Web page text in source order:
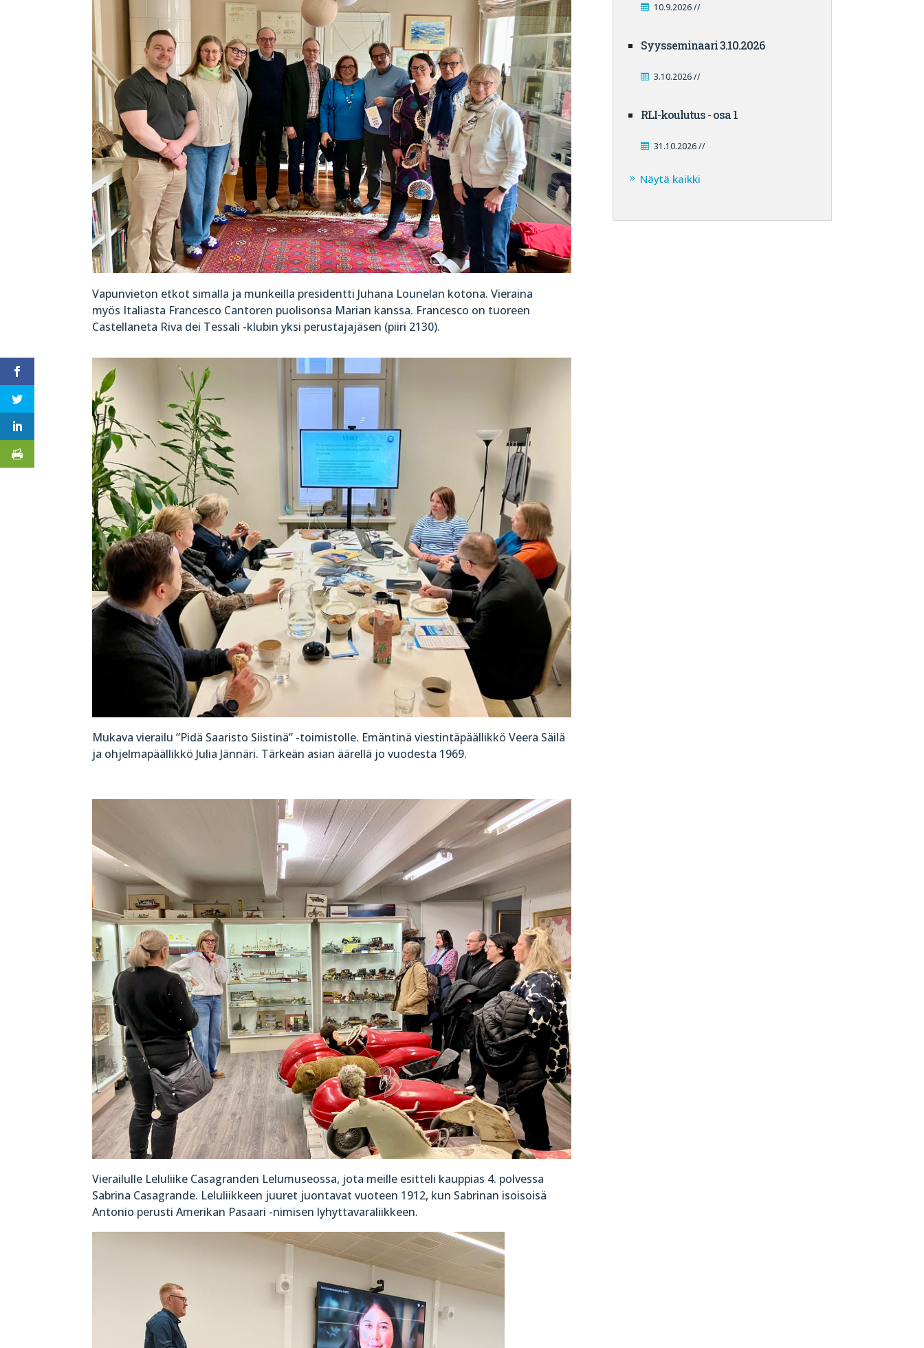
Vapunvieton etkot simalla ja munkeilla presidentti Juhana Lounelan kotona. Vieraina
myös Italiasta Francesco Cantoren puolisonsa Marian kanssa. Francesco on tuoreen
Castellaneta Riva dei Tessali -klubinyksi perustajajäsen (piiri 2130).
Mukava vierailu ”Pidä Saaristo Siistinä” -toimistolle. Emäntinä viestintäpäällikkö Veera Säilä
ja ohjelmapäällikkö Julia Jännäri. Tärkeän asian äärellä jo vuodesta 1969.
Vierailulle Leluliike Casagranden Lelumuseossa, jota meille esitteli kauppias 4. polvessa
Sabrina Casagrande. Leluliikkeen juuret juontavat vuoteen 1912, kun Sabrinan isoisoisä
Antonio perusti Amerikan Pasaari -nimisen lyhyttavaraliikkeen.
10.9.2026 //
Syysseminaari 3.10.2026
3.10.2026 //
RLI-koulutus - osa 1
31.10.2026 //
Näytä kaikki